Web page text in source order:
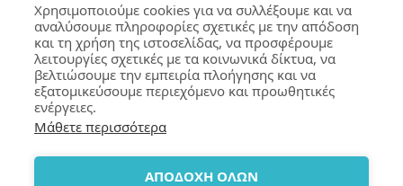
GOUMA Design
Copyright © 2026 All rights reserved
Terms|Privacy| Accessibility
Χρησιμοποιούμε cookies για να συλλέξουμε και να
αναλύσουμε πληροφορίες σχετικές με την απόδοση
και τη χρήση της ιστοσελίδας, να προσφέρουμε
λειτουργίες σχετικές με τα κοινωνικά δίκτυα, να
βελτιώσουμε την εμπειρία πλοήγησης και να
εξατομικεύσουμε περιεχόμενο και προωθητικές
ενέργειες.
Μάθετε περισσότερα
ΑΠΟΔΟΧΗ ΟΛΩΝ